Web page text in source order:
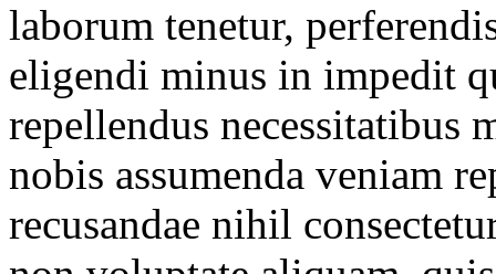
laborum tenetur,
eligendi minus in impedit
repellendus necessitatibus
nobis assumenda veniam
recusandae nihil